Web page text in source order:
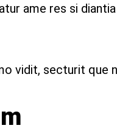
ame res si
vidit, secturit que